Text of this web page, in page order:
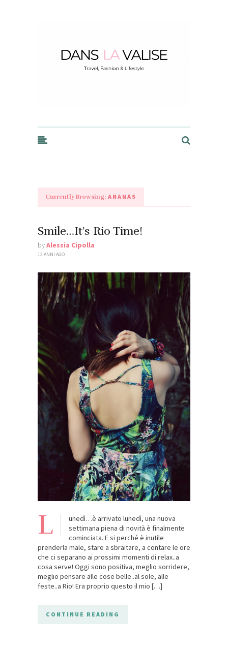
Currently Browsing: ANANAS
Smile…It’s Rio Time!
byAlessia Cipolla
12 ANNI AGO
L
unedì…è arrivato lunedì, una nuova
settimana piena di novità è finalmente
cominciata. E si perché è inutile
prenderla male, stare a sbraitare, a contare le ore
che ci separano ai prossimi momenti di relax..a
cosa serve! Oggi sono positiva, meglio sorridere,
meglio pensare alle cose belle..al sole, alle
feste..a Rio! Era proprio questo il mio […]
CONTINUE READING